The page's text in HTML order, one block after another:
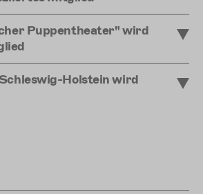
Puppentheater" wird
Holstein wird